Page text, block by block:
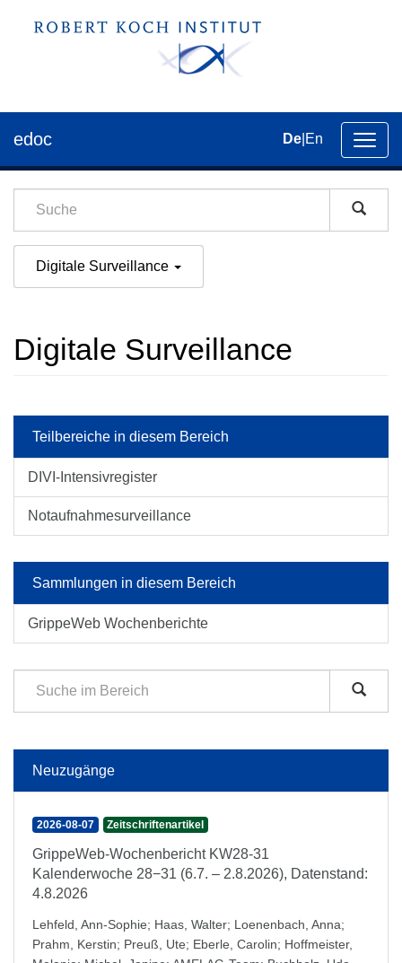
der
edoc De En
Digitale Surveillance
Digitale Surveillance
Teilbereiche in diesem Bereich
DIVI-Intensivregister
Notaufnahmesurveillance
Sammlungen in diesem Bereich
GrippeWeb Wochenberichte
Neuzugänge
2026-08-07 Zeitschriftenartikel
GrippeWeb-Wochenbericht KW28-31
Kalenderwoche 28−31 (6.7. – 2.8.2026), Datenstand:
4.8.2026
Lehfeld, Ann-Sophie; Haas, Walter; Loenenbach, Anna;
Prahm, Kerstin; Preuß, Ute; Eberle, Carolin; Hoffmeister,